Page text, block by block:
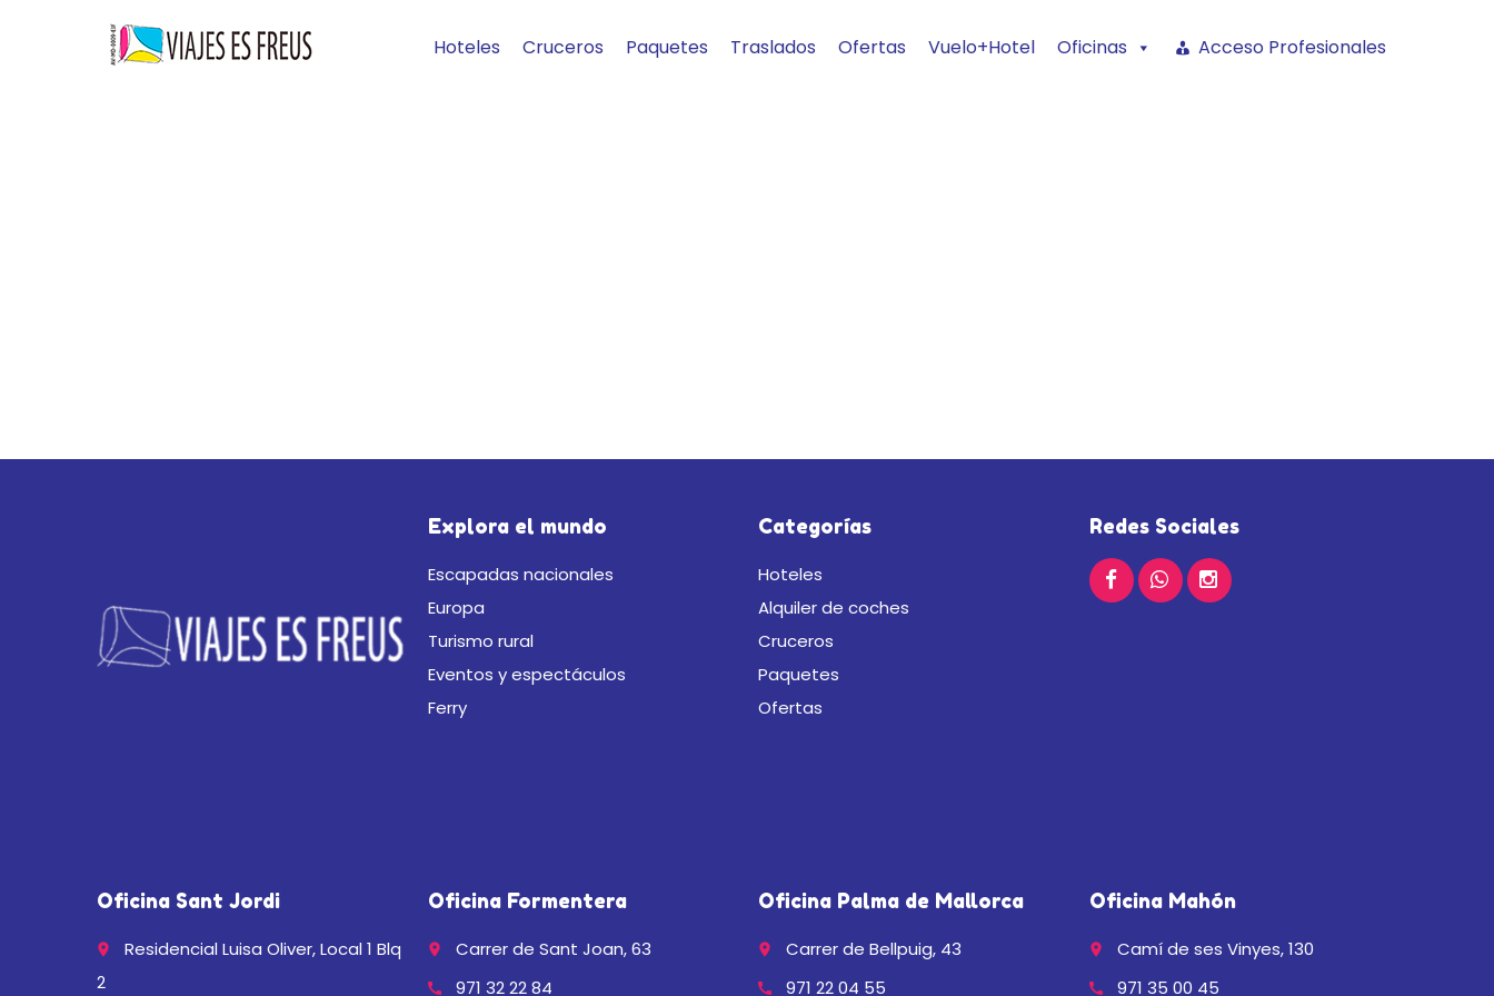
Hoteles Cruceros Paquetes Traslados Ofertas Vuelo+Hotel Oficinas Acceso Profesionales
Explora el mundo
Escapadas nacionales
Europa
Turismo rural
Eventos y espectáculos
Ferry
Categorías
Hoteles
Alquiler de coches
Cruceros
Paquetes
Ofertas
Redes Sociales
Oficina Sant Jordi
place
Residencial Luisa Oliver, Local 1 Blq
2
Oficina Formentera
place Carrer de Sant Joan, 63
call 971 32 22 84
Oficina Palma de Mallorca
place Carrer de Bellpuig, 43
call 971 22 04 55
Oficina Mahón
place Camí de ses Vinyes, 130
call 971 35 00 45